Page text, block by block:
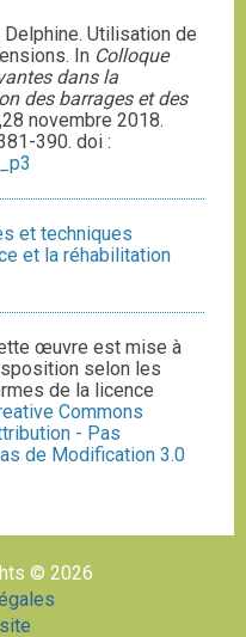
Delphine. Utilisation de
In Colloque
dans la
des barrages et des
novembre 2018.
390. doi :
et techniques
et la réhabilitation
œuvre est mise à
selon les
de la licence
Commons
- Pas
de Modification 3.0
© 2026